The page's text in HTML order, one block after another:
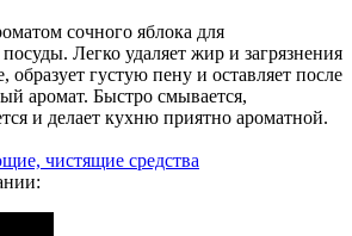
сочного яблока для
Легко удаляет жир и загрязнения
образует густую пену и оставляет после
аромат. Быстро смывается,
и делает кухню приятно ароматной.
чистящие средства